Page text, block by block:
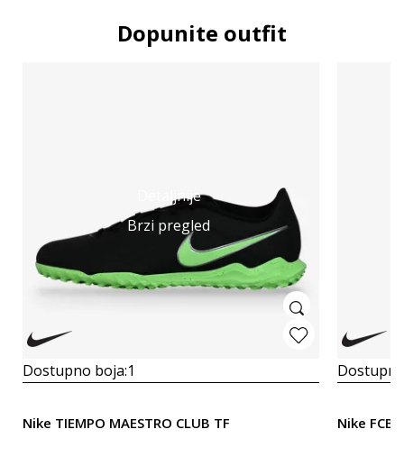
Dopunite outfit
Detaljnije
Brzi pregled
Dostupno boja:1
Nike TIEMPO MAESTRO CLUB TF Nike FCB